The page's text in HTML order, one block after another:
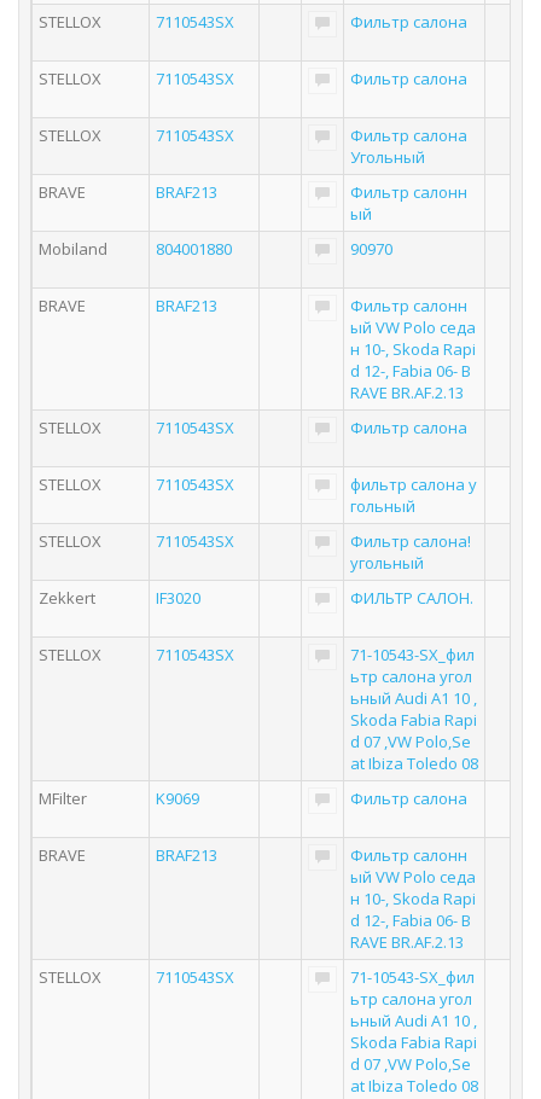
STELLOX
7110543SX Фильтр салона
STELLOX 7110543SX Фильтр салона
STELLOX 7110543SX
Фильтр салона
Угольный
BRAVE
BRAF213
Фильтр салонн
ый
Mobiland
804001880 90970
BRAVE BRAF213
Фильтр салонн
ый VW Polo седа
н 10-, Skoda Rapi
d 12-, Fabia 06- B
RAVE BR.AF.2.13
STELLOX
7110543SX Фильтр салона
STELLOX 7110543SX
фильтр салона у
гольный
STELLOX
7110543SX
Фильтр салона!
угольный
Zekkert
IF3020 ФИЛЬТР САЛОН.
STELLOX 7110543SX
71-10543-SX_фил
ьтр салона угол
ьный Audi A1 10 ,
Skoda Fabia Rapi
d 07 ,VW Polo,Se
at Ibiza Toledo 08
MFilter
K9069 Фильтр салона
BRAVE BRAF213
Фильтр салонн
ый VW Polo седа
н 10-, Skoda Rapi
d 12-, Fabia 06- B
RAVE BR.AF.2.13
STELLOX
7110543SX
71-10543-SX_фил
ьтр салона угол
ьный Audi A1 10 ,
Skoda Fabia Rapi
d 07 ,VW Polo,Se
at Ibiza Toledo 08